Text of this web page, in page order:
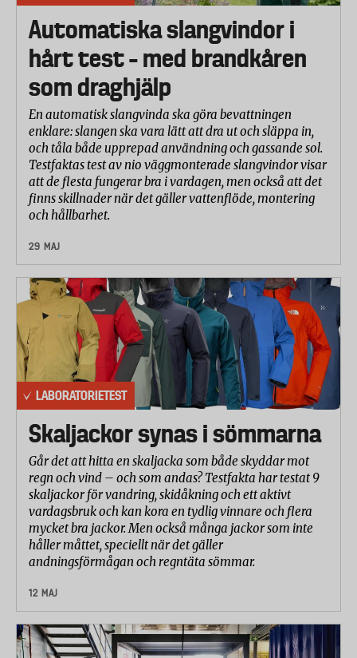
Automatiska slangvindor i
hårt test – med brandkåren
som draghjälp
En automatisk slangvinda ska göra bevattningen
enklare: slangen ska vara lätt att dra ut och släppa in,
och tåla både upprepad användning och gassande sol.
Testfaktas test av nio väggmonterade slangvindor visar
att de flesta fungerar bra i vardagen, men också att det
finns skillnader när det gäller vattenflöde, montering
och hållbarhet.
29 MAJ
LABORATORIETEST
Skaljackor synas i sömmarna
Går det att hitta en skaljacka som både skyddar mot
regn och vind – och som andas? Testfakta har testat 9
skaljackor för vandring, skidåkning och ett aktivt
vardagsbruk och kan kora en tydlig vinnare och flera
mycket bra jackor. Men också många jackor som inte
håller måttet, speciellt när det gäller
andningsförmågan och regntäta sömmar.
12 MAJ